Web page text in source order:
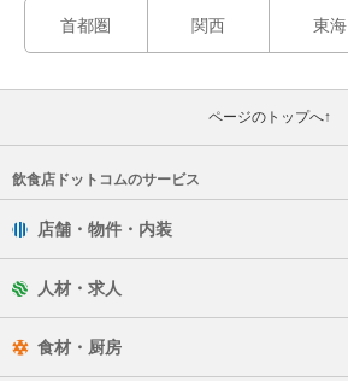
首都圏 関西 東海
ページのトップへ↑
飲食店ドットコムのサービス
店舗・物件・内装
人材・求人
食材・厨房